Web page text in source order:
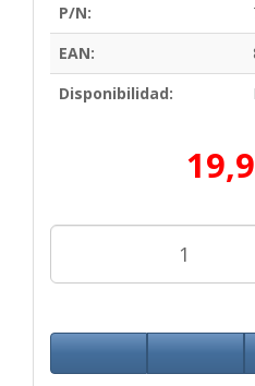
P/N:
EAN:
Disponibilidad: